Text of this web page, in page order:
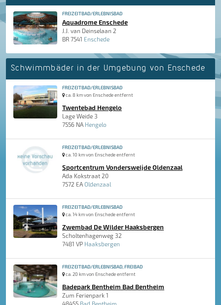
FREIZEITBAD/ERLEBNISBAD
Aquadrome Enschede
J.J. van Deinselaan 2
BR 7541 Enschede
Schwimmbäder in der Umgebung von Enschede
FREIZEITBAD/ERLEBNISBAD
ca. 8 km von Enschede entfernt
Twentebad Hengelo
Lage Weide 3
7556 NA Hengelo
FREIZEITBAD/ERLEBNISBAD
ca. 10 km von Enschede entfernt
Sportcentrum Vondersweijde Oldenzaal
Ada Kokstraat 20
7572 EA Oldenzaal
FREIZEITBAD/ERLEBNISBAD
ca. 14 km von Enschede entfernt
Zwembad De Wilder Haaksbergen
Scholtenhagenweg 32
7481 VP Haaksbergen
FREIZEITBAD/ERLEBNISBAD, FREIBAD
ca. 20 km von Enschede entfernt
Badepark Bentheim Bad Bentheim
Zum Ferienpark 1
48455 Bad Bentheim